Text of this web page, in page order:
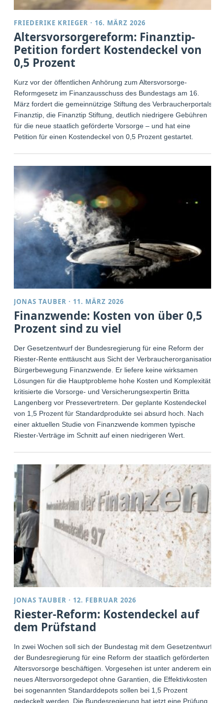
FRIEDERIKE KRIEGER · 16. MÄRZ 2026
Altersvorsorgereform: Finanztip-
Petition fordert Kostendeckel von
0,5 Prozent
Kurz vor der öffentlichen Anhörung zum Altersvorsorge-
Reformgesetz im Finanzausschuss des Bundestags am 16.
März fordert die gemeinnützige Stiftung des Verbraucherportals
Finanztip, die Finanztip Stiftung, deutlich niedrigere Gebühren
für die neue staatlich geförderte Vorsorge – und hat eine
Petition für einen Kostendeckel von 0,5 Prozent gestartet.
JONAS TAUBER · 11. MÄRZ 2026
Finanzwende: Kosten von über 0,5
Prozent sind zu viel
Der Gesetzentwurf der Bundesregierung für eine Reform der
Riester-Rente enttäuscht aus Sicht der Verbraucherorganisation
Bürgerbewegung Finanzwende. Er liefere keine wirksamen
Lösungen für die Hauptprobleme hohe Kosten und Komplexität,
kritisierte die Vorsorge- und Versicherungsexpertin Britta
Langenberg vor Pressevertretern. Der geplante Kostendeckel
von 1,5 Prozent für Standardprodukte sei absurd hoch. Nach
einer aktuellen Studie von Finanzwende kommen typische
Riester-Verträge im Schnitt auf einen niedrigeren Wert.
JONAS TAUBER · 12. FEBRUAR 2026
Riester-Reform: Kostendeckel auf
dem Prüfstand
In zwei Wochen soll sich der Bundestag mit dem Gesetzentwurf
der Bundesregierung für eine Reform der staatlich geförderten
Altersvorsorge beschäftigen. Vorgesehen ist unter anderem ein
neues Altersvorsorgedepot ohne Garantien, die Effektivkosten
bei sogenannten Standarddepots sollen bei 1,5 Prozent
gedeckelt werden. Die Bundesregierung hat jetzt eine Prüfung